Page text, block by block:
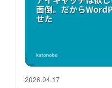
2026.04.17